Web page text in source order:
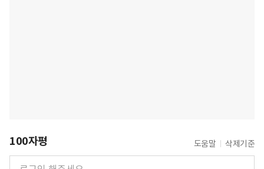
100자평 도움말 삭제기준